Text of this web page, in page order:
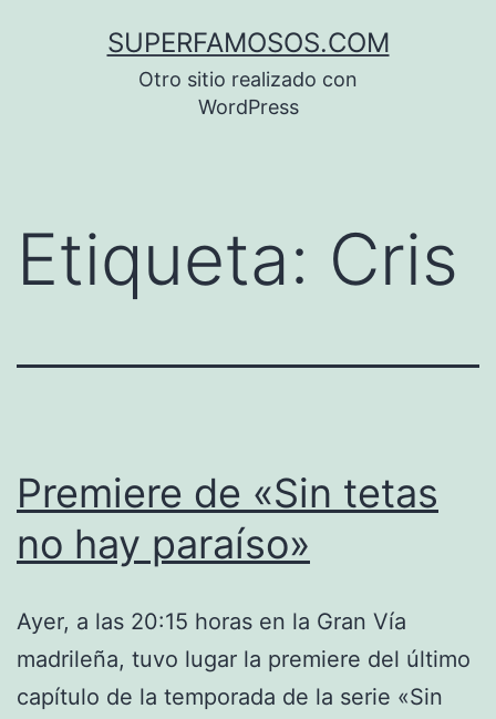
SUPERFAMOSOS.COM
Otro sitio realizado con
WordPress
Etiqueta: Cris
Premiere de «Sin tetas
no hay paraíso»
Ayer, a las 20:15 horas en la Gran Vía
madrileña, tuvo lugar la premiere del último
capítulo de la temporada de la serie «Sin